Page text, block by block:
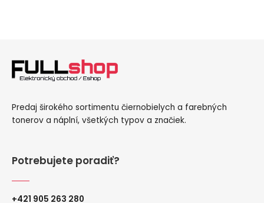
Predaj širokého sortimentu čiernobielych a farebných
tonerov a náplní, všetkých typov a značiek.
Potrebujete poradiť?
+421 905 263 280